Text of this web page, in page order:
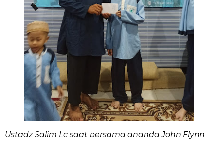
Ustadz Salim Lc saat bersama ananda John Flynn